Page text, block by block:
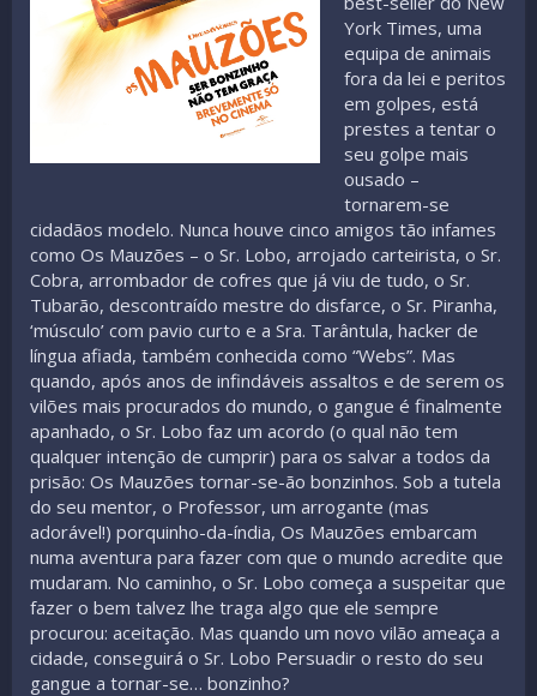
York Times, uma
equipa de animais
fora da lei e peritos
em golpes, está
prestes a tentar o
seu golpe mais
ousado –
tornarem-se
cidadãos modelo. Nunca houve cinco amigos tão infames
como Os Mauzões – o Sr. Lobo, arrojado carteirista, o Sr.
Cobra, arrombador de cofres que já viu de tudo, o Sr.
Tubarão, descontraído mestre do disfarce, o Sr. Piranha,
‘músculo’ com pavio curto e a Sra. Tarântula, hacker de
língua afiada, também conhecida como “Webs”. Mas
quando, após anos de infindáveis assaltos e de serem os
vilões mais procurados do mundo, o gangue é finalmente
apanhado, o Sr. Lobo faz um acordo (o qual não tem
qualquer intenção de cumprir) para os salvar a todos da
prisão: Os Mauzões tornar-se-ão bonzinhos. Sob a tutela
do seu mentor, o Professor, um arrogante (mas
adorável!) porquinho-da-índia, Os Mauzões embarcam
numa aventura para fazer com que o mundo acredite que
mudaram. No caminho, o Sr. Lobo começa a suspeitar que
fazer o bem talvez lhe traga algo que ele sempre
procurou: aceitação. Mas quando um novo vilão ameaça a
cidade, conseguirá o Sr. Lobo Persuadir o resto do seu
gangue a tornar-se… bonzinho?